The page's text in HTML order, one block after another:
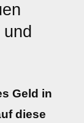
und
Geld in
diese